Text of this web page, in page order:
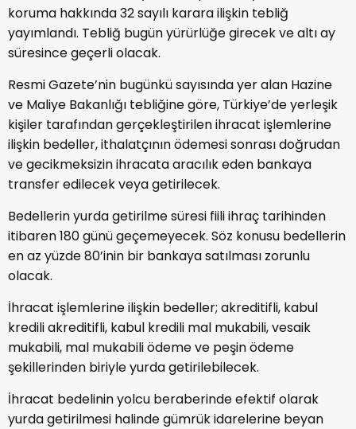
koruma hakkında 32 sayılı karara ilişkin tebliğ
yayımlandı. Tebliğ bugün yürürlüğe girecek ve altı ay
süresince geçerli olacak.
Resmi Gazete’nin bugünkü sayısında yer alan Hazine
ve Maliye Bakanlığı tebliğine göre, Türkiye’de yerleşik
kişiler tarafından gerçekleştirilen ihracat işlemlerine
ilişkin bedeller, ithalatçının ödemesi sonrası doğrudan
ve gecikmeksizin ihracata aracılık eden bankaya
transfer edilecek veya getirilecek.
Bedellerin yurda getirilme süresi fiili ihraç tarihinden
itibaren 180 günü geçemeyecek. Söz konusu bedellerin
en az yüzde 80’inin bir bankaya satılması zorunlu
olacak.
İhracat işlemlerine ilişkin bedeller; akreditifli, kabul
kredili akreditifli, kabul kredili mal mukabili, vesaik
mukabili, mal mukabili ödeme ve peşin ödeme
şekillerinden biriyle yurda getirilebilecek.
İhracat bedelinin yolcu beraberinde efektif olarak
yurda getirilmesi halinde gümrük idarelerine beyan